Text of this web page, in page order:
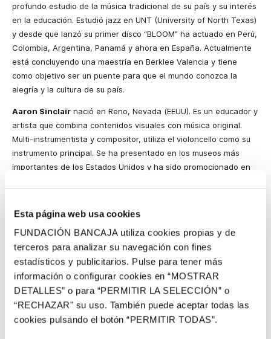
Esta página web usa cookies
FUNDACIÓN BANCAJA utiliza cookies propias y de
terceros para analizar su navegación con fines
estadísticos y publicitarios. Pulse para tener más
información o configurar cookies en “MOSTRAR
DETALLES” o para “PERMITIR LA SELECCIÓN” o
“RECHAZAR" su uso. También puede aceptar todas las
cookies pulsando el botón “PERMITIR TODAS”.
profundo estudio de la música tradicional de su país y su interés
en la educación. Estudió jazz en UNT (University of North Texas)
y desde que lanzó su primer disco “BLOOM” ha actuado en Perú,
Colombia, Argentina, Panamá y ahora en España. Actualmente
está concluyendo una maestría en Berklee Valencia y tiene
como objetivo ser un puente para que el mundo conozca la
alegría y la cultura de su país.
Aaron Sinclair nació en Reno, Nevada (EEUU). Es un educador y
artista que combina contenidos visuales con música original.
Multi-instrumentista y compositor, utiliza el violoncello como su
instrumento principal. Se ha presentado en los museos más
importantes de los Estados Unidos y ha sido promocionado en
instrumentista de Cleveland, Ohio (EEUU). Comenzó a los diez
años bailando y luego pasó a los instrumentos de percusión. Es
un experto tocando ritmos del mundo y tiene como objetivo
crear efectos sonoros utilizando una instrumentación única que
permite trascender. En el año 2017 se graduó del Conservatorio
de Oberlin, Ohio, y ahora está tocando con músicos del mundo
entero en la maestría de Berklee Valencia.
Marta Bautistaes una bajista y contrabajista nacida en Gran